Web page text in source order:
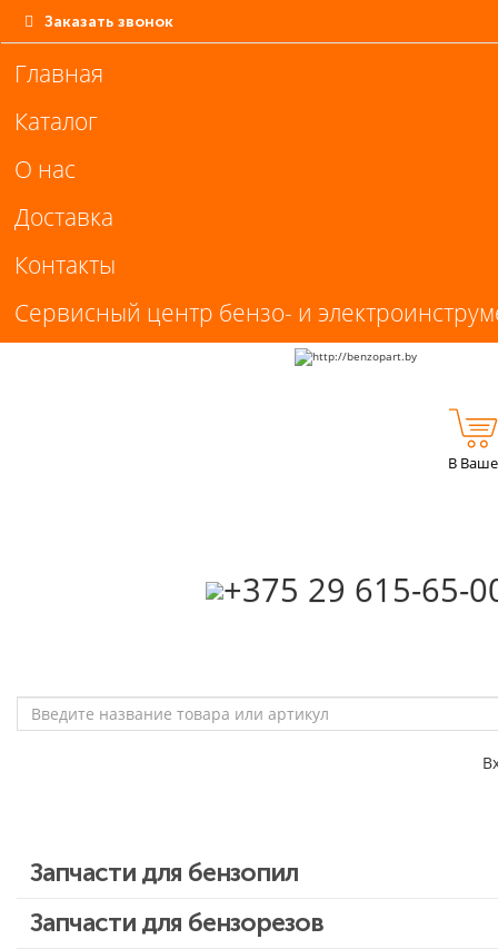
Заказать звонок
Главная
Каталог
О нас
Доставка
Контакты
Сервисный центр бензо- и
‎+375 29 615-65-
В
Запчасти для бензопил
Запчасти для бензопил Stihl
Запчасти для бензорезов